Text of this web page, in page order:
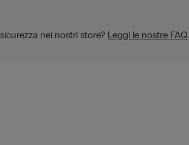
nei nostri store? Leggi le nostre FAQ